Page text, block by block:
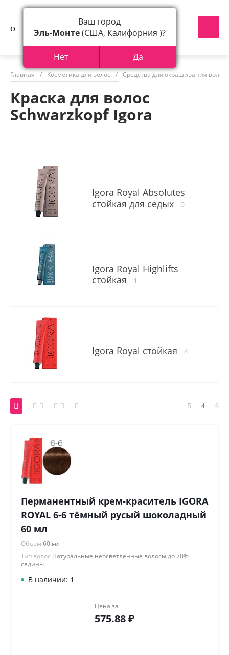
Главная / Косметика для волос / Средства для окрашивания волос
Краска для волос
Schwarzkopf Igora
Igora Royal Absolutes
стойкая для седых
0
Igora Royal Highlifts
стойкая
1
Igora Royal стойкая 4
Перманентный крем-краситель IGORA
ROYAL 6-6 тёмный русый шоколадный
60 мл
Объем 60 мл
Тип волос Натуральные неосветленные волосы до 70%
седины
В наличии: 1
Цена за
575.88 ₽
Ваш город
Эль-Монте(США, Калифорния )?
Нет Да